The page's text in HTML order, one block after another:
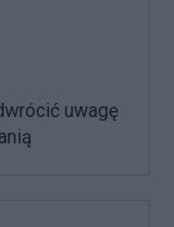
uwagę